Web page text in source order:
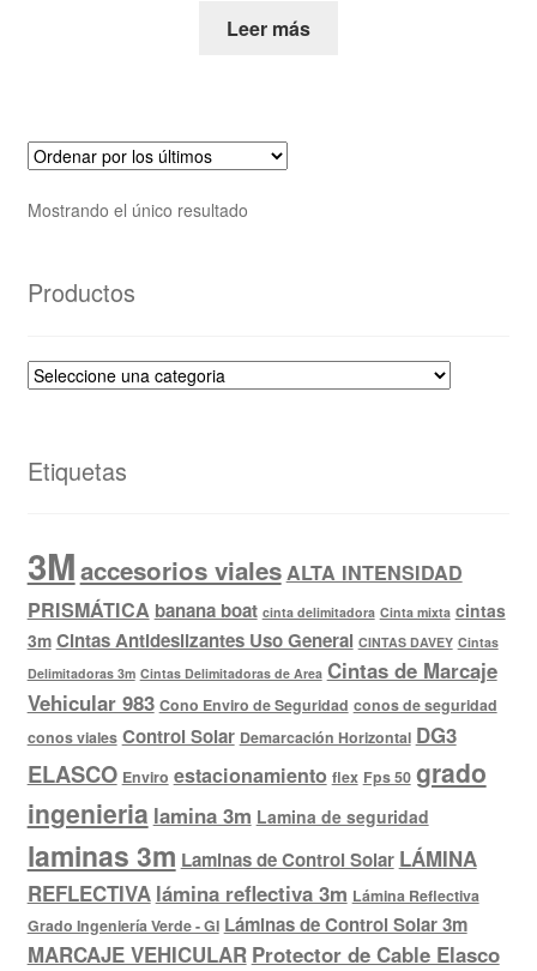
Leer más
Mostrando el único resultado
Productos
Etiquetas
3Maccesorios vialesALTA INTENSIDAD
PRISMÁTICA banana boat cinta delimitadora Cinta mixta cintas
3m Cintas Antideslizantes Uso General CINTAS DAVEY Cintas
Delimitadoras 3m Cintas Delimitadoras de Area Cintas de Marcaje
Vehicular 983 Cono Enviro de Seguridad conos de seguridad
conos viales Control Solar Demarcación Horizontal DG3
ELASCO Enviro estacionamiento flex Fps 50 grado
ingenieria lamina 3m Lamina de seguridad
laminas 3m Laminas de Control Solar LÁMINA
REFLECTIVA lámina reflectiva 3m Lámina Reflectiva
Grado Ingeniería Verde - GI Láminas de Control Solar 3m
MARCAJE VEHICULAR Protector de Cable Elasco